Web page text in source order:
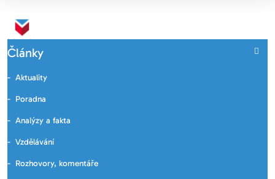
Články
Aktuality
Poradna
Analýzy a fakta
Vzdělávání
Rozhovory, komentáře